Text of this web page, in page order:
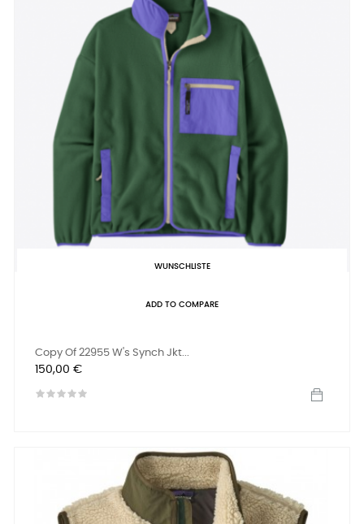
WUNSCHLISTE
ADD TO COMPARE
Copy Of 22955 W's Synch Jkt...
Preis
150,00 €